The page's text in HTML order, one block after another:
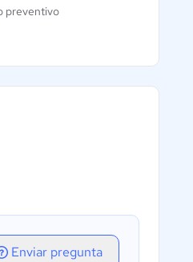
preventivo
Enviar pregunta